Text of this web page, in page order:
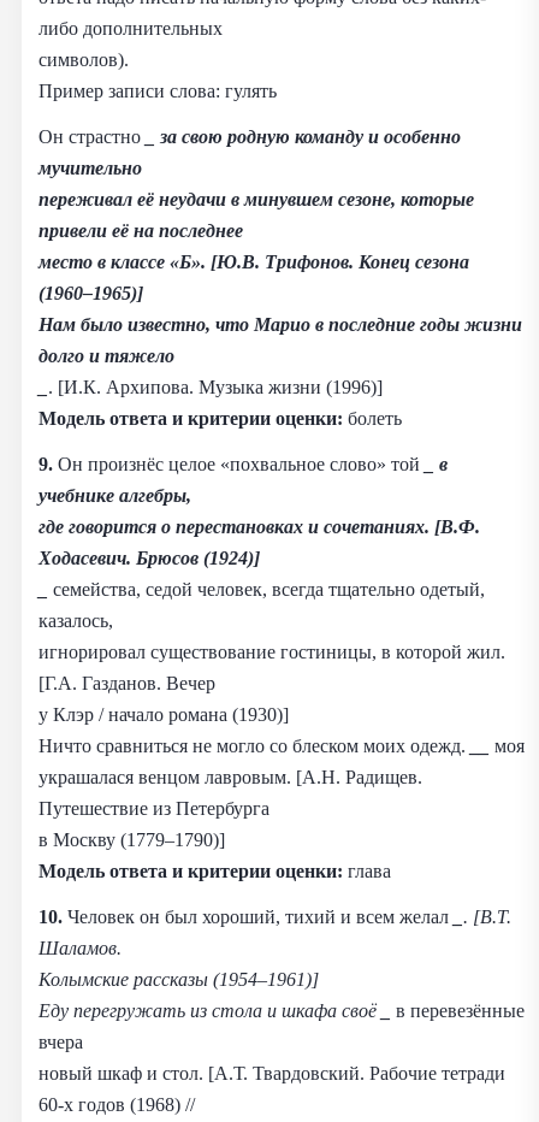
либо дополнительных
символов).
Пример записи слова: гулять
Он страстно
за свою родную команду и особенно
мучительно
переживал её неудачи в минувшем сезоне, которые
привели её на последнее
место в классе «Б». [Ю.В. Трифонов. Конец сезона
(1960–1965)]
Нам было известно, что Марио в последние годы жизни
долго и тяжело
. [И.К. Архипова. Музыка жизни (1996)]
Модель ответа и критерии оценки: болеть
9. Он произнёс целое «похвальное слово» той
в
учебнике алгебры,
где говорится о перестановках и сочетаниях. [В.Ф.
Ходасевич. Брюсов (1924)]
семейства, седой человек, всегда тщательно одетый,
казалось,
игнорировал существование гостиницы, в которой жил.
[Г.А. Газданов. Вечер
у Клэр / начало романа (1930)]
Ничто сравниться не могло со блеском моих одежд.
моя
украшалася венцом лавровым. [А.Н. Радищев.
Путешествие из Петербурга
в Москву (1779–1790)]
Модель ответа и критерии оценки: глава
10. Человек он был хороший, тихий и всем желал
. [В.Т.
Шаламов.
Колымские рассказы (1954–1961)]
Еду перегружать из стола и шкафа своё
в перевезённые
вчера
новый шкаф и стол. [А.Т. Твардовский. Рабочие тетради
60-х годов (1968) //